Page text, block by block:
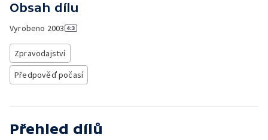
Obsah dílu
Vyrobeno 2003
Zpravodajství
Předpověď počasí
Přehled dílů